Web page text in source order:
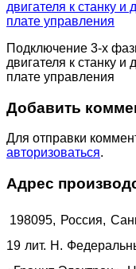
Подключение 3-х
двигателя к станку и
плате управления
Добавить
Для отправки
авторизоваться.
Адрес
198095, Россия,
19 лит. Н.